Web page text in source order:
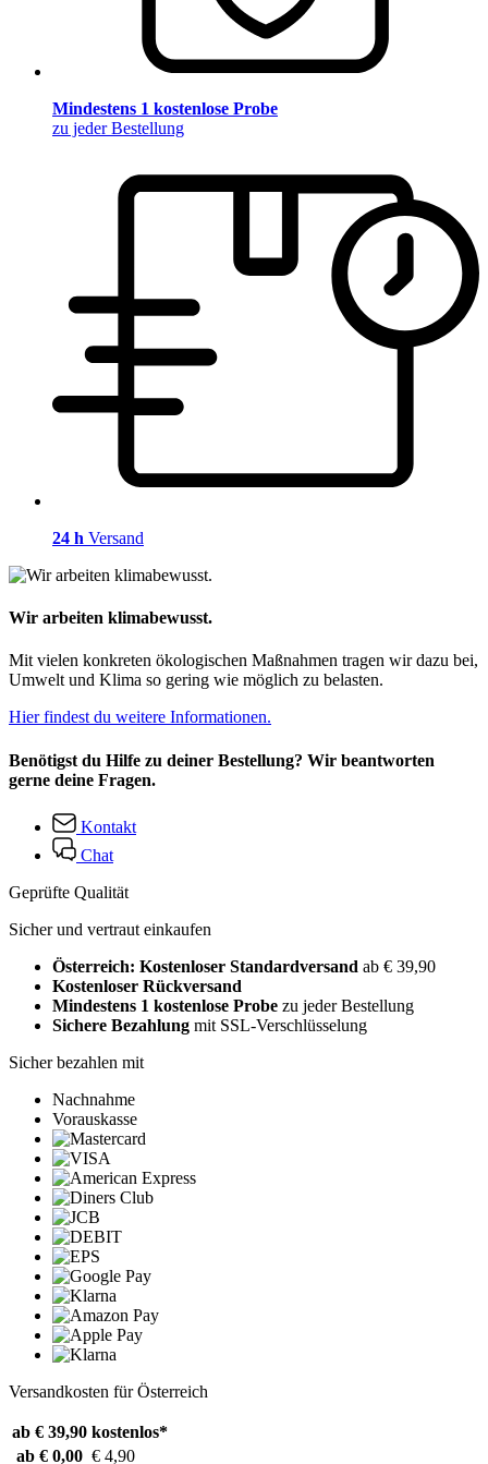
Mindestens 1 kostenlose Probe
zu jeder Bestellung
24 h Versand
Wir arbeiten klimabewusst.
Mit vielen konkreten ökologischen Maßnahmen tragen wir dazu bei,
Umwelt und Klima so gering wie möglich zu belasten.
Hier findest du weitere Informationen.
Benötigst du Hilfe zu deiner Bestellung? Wir beantworten
gerne deine Fragen.
Kontakt
Chat
Geprüfte Qualität
Sicher und vertraut einkaufen
Österreich: Kostenloser Standardversand ab € 39,90
Kostenloser Rückversand
Mindestens 1 kostenlose Probe zu jeder Bestellung
Sichere Bezahlung mit SSL-Verschlüsselung
Sicher bezahlen mit
Nachnahme
Vorauskasse
Versandkosten für Österreich
ab € 39,90 kostenlos*
ab € 0,00 € 4,90